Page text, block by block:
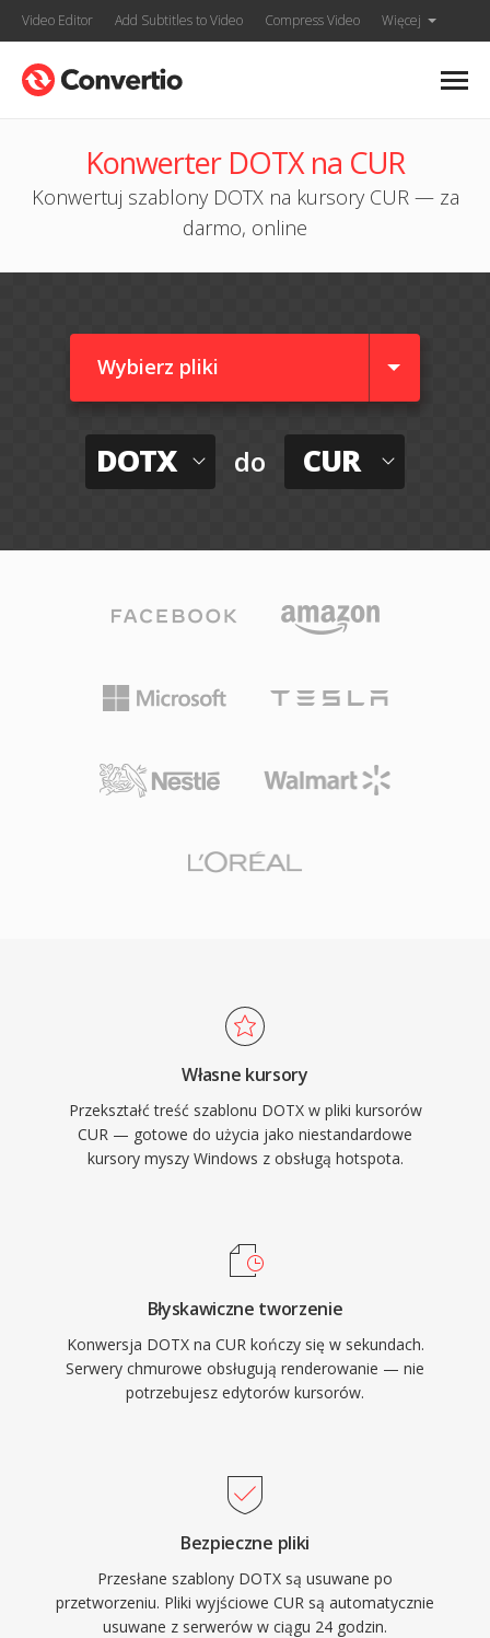
Video Editor Add Subtitles to Video Compress Video Więcej
Konwerter DOTX na CUR
Konwertuj szablony DOTX na kursory CUR — za
darmo, online
Wybierz pliki
DOTX do CUR
Własne kursory
Przekształć treść szablonu DOTX w pliki kursorów
CUR — gotowe do użycia jako niestandardowe
kursory myszy Windows z obsługą hotspota.
Błyskawiczne tworzenie
Konwersja DOTX na CUR kończy się w sekundach.
Serwery chmurowe obsługują renderowanie — nie
potrzebujesz edytorów kursorów.
Bezpieczne pliki
Przesłane szablony DOTX są usuwane po
przetworzeniu. Pliki wyjściowe CUR są automatycznie
usuwane z serwerów w ciągu 24 godzin.